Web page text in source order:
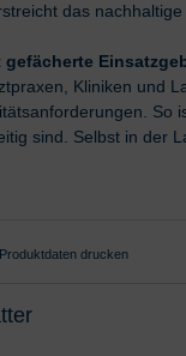
das
gefächerte
Kliniken und
So
sind. Selbst in der
Produktdaten drucken